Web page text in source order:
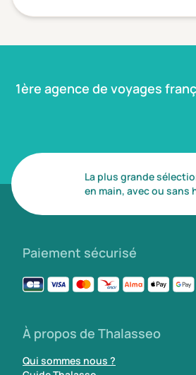
1ère agence de voyages
La plus grande
en main, avec ou sans
Paiement sécurisé
À propos de Thalasseo
Qui sommes nous ?